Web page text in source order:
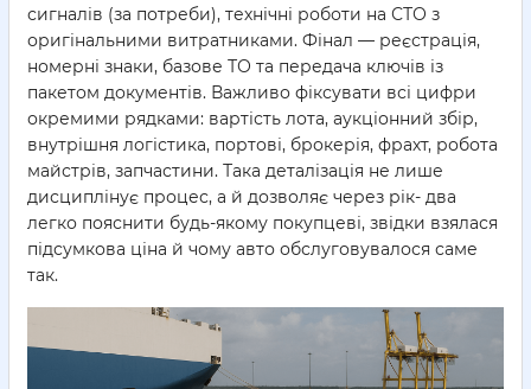
сигналів (за потреби), технічні роботи на СТО з
оригінальними витратниками. Фінал — реєстрація,
номерні знаки, базове ТО та передача ключів із
пакетом документів. Важливо фіксувати всі цифри
окремими рядками: вартість лота, аукціонний збір,
внутрішня логістика, портові, брокерія, фрахт, робота
майстрів, запчастини. Така деталізація не лише
дисциплінує процес, а й дозволяє через рік- два
легко пояснити будь-якому покупцеві, звідки взялася
підсумкова ціна й чому авто обслуговувалося саме
так.